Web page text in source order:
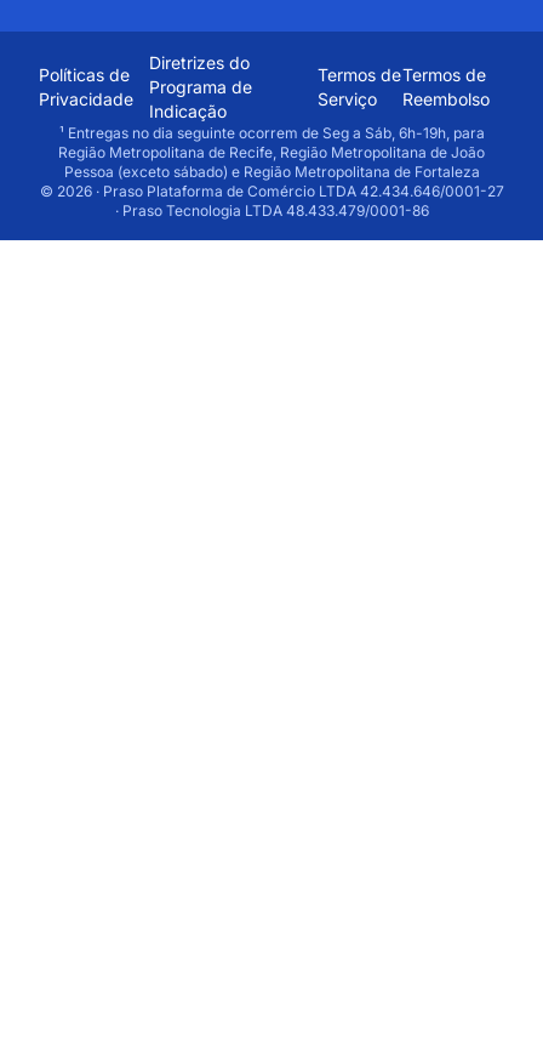
Políticas de
Privacidade
Diretrizes do
Programa de
Indicação
Termos de
Serviço
Termos de
Reembolso
¹ Entregas no dia seguinte ocorrem de Seg a Sáb, 6h-19h, para
Região Metropolitana de Recife, Região Metropolitana de João
Pessoa (exceto sábado) e Região Metropolitana de Fortaleza
© 2026 · Praso Plataforma de Comércio LTDA 42.434.646/0001-27
· Praso Tecnologia LTDA 48.433.479/0001-86